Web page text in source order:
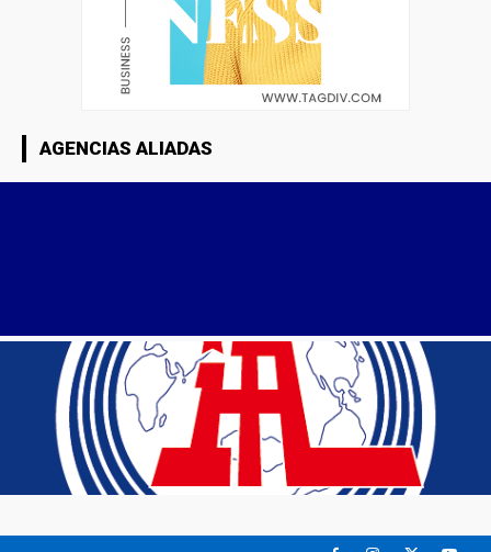
AGENCIAS ALIADAS